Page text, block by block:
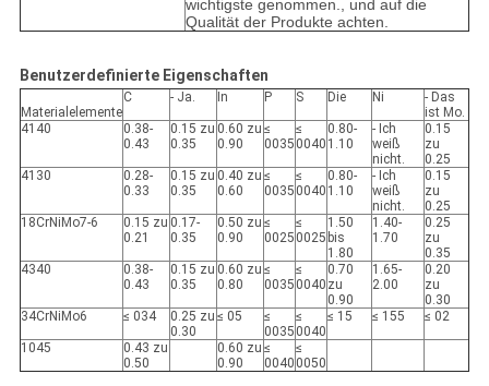
wichtigste genommen., und auf die
Qualität der Produkte achten.
Benutzerdefinierte Eigenschaften
Materialelemente
C - Ja. In P S Die Ni
- Das
ist Mo.
4140
0.38-
0.43
0.15 zu
0.35
0.60 zu
0.90
≤
0035
≤
0040
0.80-
1.10
- Ich
weiß
nicht.
0.15
zu
0.25
4130
0.28-
0.33
0.15 zu
0.35
0.40 zu
0.60
≤
0035
≤
0040
0.80-
1.10
- Ich
weiß
nicht.
0.15
zu
0.25
18CrNiMo7-6
0.15 zu
0.21
0.17-
0.35
0.50 zu
0.90
≤
0025
≤
0025
1.50
bis
1.80
1.40-
1.70
0.25
zu
0.35
4340
0.38-
0.43
0.15 zu
0.35
0.60 zu
0.80
≤
0035
≤
0040
0.70
zu
0.90
1.65-
2.00
0.20
zu
0.30
34CrNiMo6
≤ 034
0.25 zu
0.30
≤ 05
≤
0035
≤
0040
≤ 15 ≤ 155 ≤ 02
1045
0.43 zu
0.50
0.60 zu
0.90
≤
0040
≤
0050